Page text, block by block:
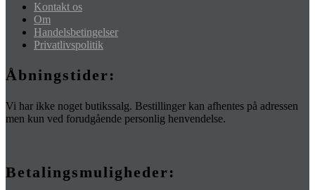
Kontakt os
Om
Handelsbetingelser
Privatlivspolitik
Åbningstider:
Vi har ikke noget butikssalg. Bestillinger kan afhentes på adressen
men kun ved forudgående personlig henvendelse.
Betalingsmuligheder: